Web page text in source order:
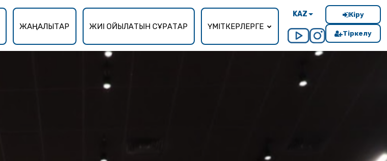
KAZ Кіру
Тіркелу
ЖАҢАЛЫҚТАР ЖИІ ҚОЙЫЛАТЫН СҰРАҚТАР ҮМІТКЕРЛЕРГЕ